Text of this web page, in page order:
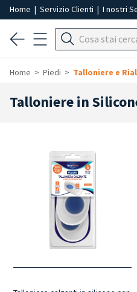
Home | Servizio Clienti | I nostri
Home Piedi Talloniere e
Talloniere in